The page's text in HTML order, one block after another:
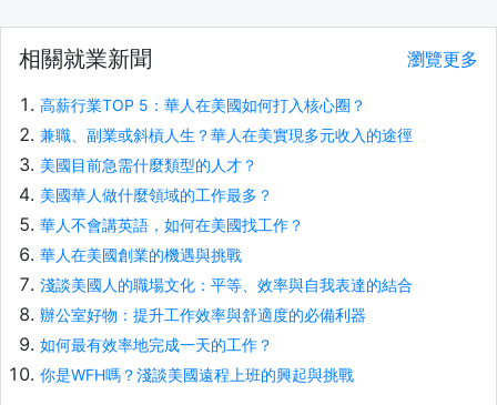
相關就業新聞 瀏覽更多
高薪行業TOP 5：華人在美國如何打入核心圈？
兼職、副業或斜槓人生？華人在美實現多元收入的途徑
美國目前急需什麼類型的人才？
美國華人做什麼領域的工作最多？
華人不會講英語，如何在美國找工作？
華人在美國創業的機遇與挑戰
淺談美國人的職場文化：平等、效率與自我表達的結合
辦公室好物：提升工作效率與舒適度的必備利器
如何最有效率地完成一天的工作？
你是WFH嗎？淺談美國遠程上班的興起與挑戰